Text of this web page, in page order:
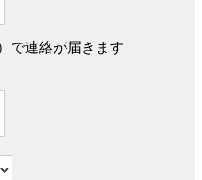
で連絡が届きます